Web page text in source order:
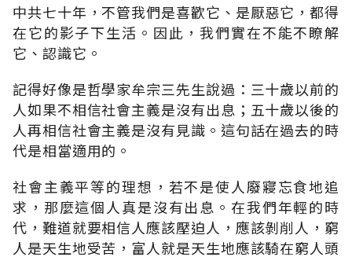
中共七十年，不管我們是喜歡它、是厭惡它，都得
在它的影子下生活。因此，我們實在不能不瞭解
它、認識它。
記得好像是哲學家牟宗三先生說過：三十歲以前的
人如果不相信社會主義是沒有出息；五十歲以後的
人再相信社會主義是沒有見識。這句話在過去的時
代是相當適用的。
社會主義平等的理想，若不是使人廢寢忘食地追
求，那麼這個人真是沒有出息。在我們年輕的時
代，難道就要相信人應該壓迫人，應該剝削人，窮
人是天生地受苦，富人就是天生地應該騎在窮人頭